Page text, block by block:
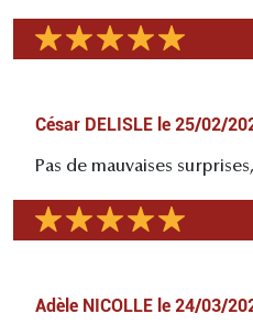
César DELISLE le 25/02/
Pas de mauvaises
Adèle NICOLLE le 24/03/